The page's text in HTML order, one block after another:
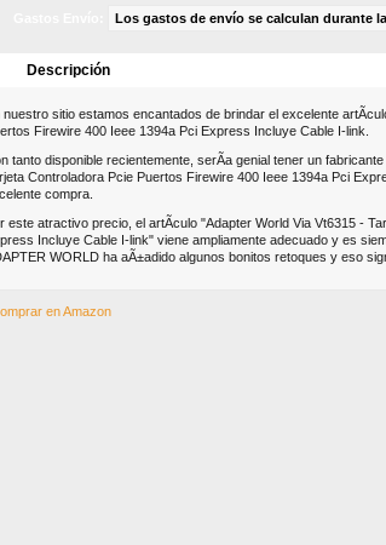
Los gastos de envío se calculan durante
Descripción
nuestro sitio estamos encantados de brindar el excelente
Firewire 400 Ieee 1394a Pci Express Incluye Cable I-link.
tanto disponible recientemente, serÃ­a genial tener un
Controladora Pcie Puertos Firewire 400 Ieee 1394a Pci
compra.
este atractivo precio, el artÃ­culo "Adapter World Via Vt6315 -
Incluye Cable I-link" viene ampliamente adecuado y es
WORLD ha aÃ±adido algunos bonitos retoques y eso